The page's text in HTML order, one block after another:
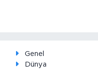
Genel
Dünya